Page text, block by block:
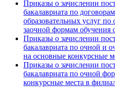
Приказы о зачислении
бакалавриата по
образовательных услуг
заочной формам обучения
Приказы о зачислении
бакалавриата по очной и
на основные конкурсные
Приказы о зачислении
бакалавриата по очной
конкурсные места в